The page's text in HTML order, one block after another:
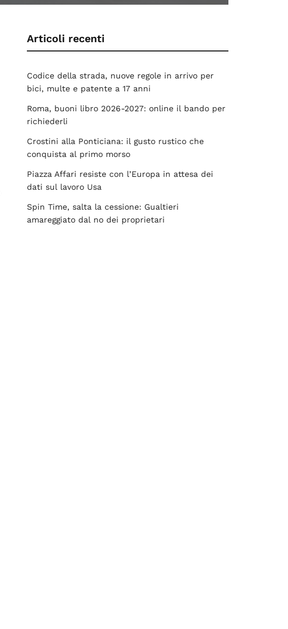
Articoli recenti
Codice della strada, nuove regole in arrivo per
bici, multe e patente a 17 anni
Roma, buoni libro 2026-2027: online il bando per
richiederli
Crostini alla Ponticiana: il gusto rustico che
conquista al primo morso
Piazza Affari resiste con l’Europa in attesa dei
dati sul lavoro Usa
Spin Time, salta la cessione: Gualtieri
amareggiato dal no dei proprietari